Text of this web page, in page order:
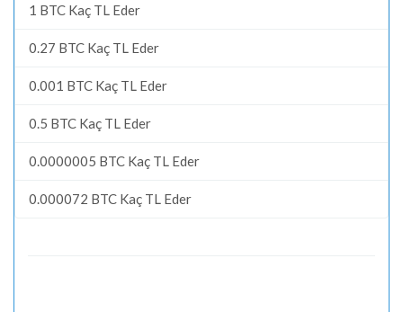
1 BTC Kaç TL Eder
0.27 BTC Kaç TL Eder
0.001 BTC Kaç TL Eder
0.5 BTC Kaç TL Eder
0.0000005 BTC Kaç TL Eder
0.000072 BTC Kaç TL Eder